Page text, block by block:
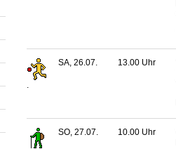
SA, 26.07. 13.00 Uhr
SO, 27.07. 10.00 Uhr